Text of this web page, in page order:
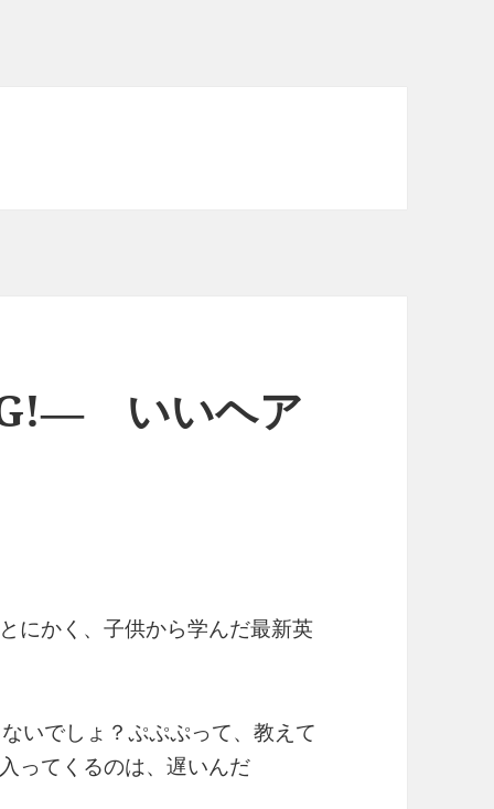
いいヘア
にかく、子供から学んだ最新英
いでしょ？ぷぷぷって、教えて
ってくるのは、遅いんだ